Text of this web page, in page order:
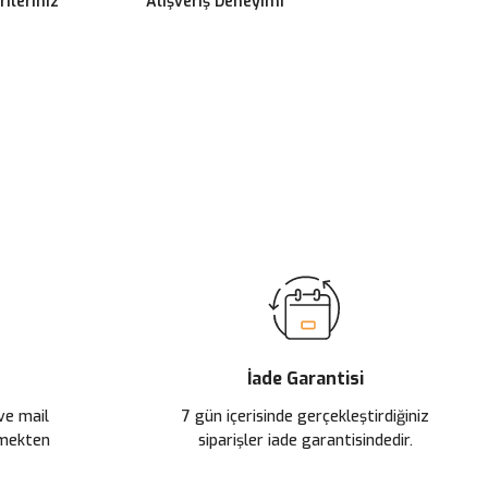
mail
İade Garantisi
7 gün içerisinde gerçekleştirdiğiniz
siparişler iade garantisindedir.